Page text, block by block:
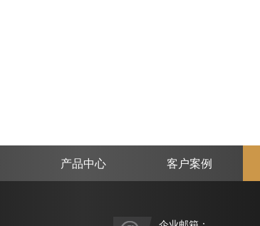
产品中心 客户案例